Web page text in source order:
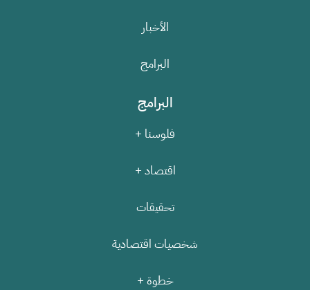
الأخبار
البرامج
البرامج
فلوسنا +
اقتصاد +
تحقيقات
شخصيات اقتصادية
خطوة +